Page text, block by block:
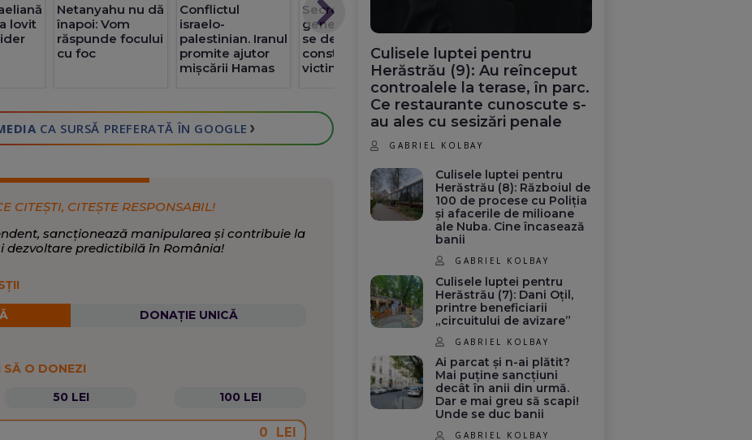
lovit
Netanyahu nu dă
înapoi: Vom
răspunde focului
cu foc
Conflictul
israelo-
palestinian. Iranul
promite ajutor
mișcării Hamas
Secretarul
general al ONU
se declară
consternat de
victimele civile
reacționează și
redacțiile
Associated Press
și Al Jazeera a
fost distrus de
un atac israelian
(Video). UPDATE Biden
a vorbit cu
Netanyahu
CA SURSĂ PREFERATĂ ÎN GOOGLE ›
CITEȘTI, CITEȘTE RESPONSABIL!
sancționează manipularea și contribuie la
dezvoltare predictibilă în România!
DONAȚIE UNICĂ
SĂ O DONEZI
50 LEI 100 LEI
LEI
Culisele luptei pentru
Herăstrău (9): Au reînceput
controalele la terase, în parc.
Ce restaurante cunoscute s-
au ales cu sesizări penale
GABRIEL KOLBAY
Culisele luptei pentru
Herăstrău (8): Războiul de
100 de procese cu Poliția
și afacerile de milioane
ale Nuba. Cine încasează
banii
GABRIEL KOLBAY
Culisele luptei pentru
Herăstrău (7): Dani Oțil,
printre beneficiarii
„circuitului de avizare”
GABRIEL KOLBAY
Ai parcat și n-ai plătit?
Mai puține sancțiuni
decât în anii din urmă.
Dar e mai greu să scapi!
Unde se duc banii
GABRIEL KOLBAY